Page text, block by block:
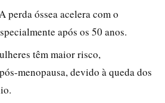
perda óssea acelera com o
após os 50 anos.
têm maior risco,
menopausa, devido à queda dos